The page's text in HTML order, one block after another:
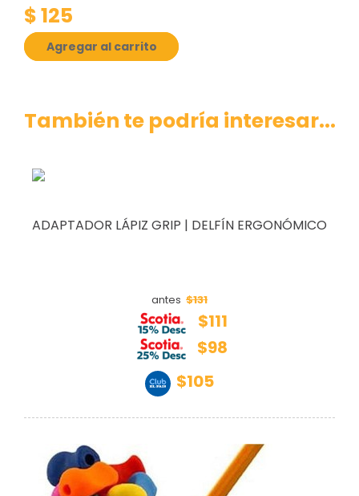
$ 125
Agregar al carrito
También te podría interesar...
ADAPTADOR LÁPIZ GRIP | DELFÍN ERGONÓMICO
antes $131
$111
$98
$105